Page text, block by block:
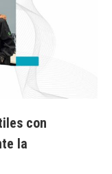
con
la